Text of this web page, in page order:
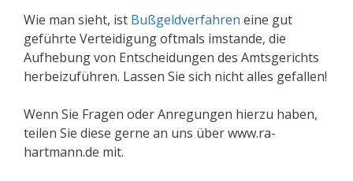
Wie man sieht, ist Bußgeldverfahren eine gut
geführte Verteidigung oftmals imstande, die
Aufhebung von Entscheidungen des Amtsgerichts
herbeizuführen. Lassen Sie sich nicht alles gefallen!
Wenn Sie Fragen oder Anregungen hierzu haben,
teilen Sie diese gerne an uns über www.ra-
hartmann.de mit.